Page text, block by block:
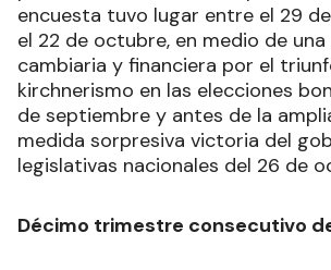
encuesta tuvo lugar entre el 29
el 22 de octubre, en medio de
cambiaria y financiera por el
kirchnerismo en las elecciones
de septiembre y antes de la
medida sorpresiva victoria del
legislativas nacionales del 26 de
Décimo trimestre consecutivo